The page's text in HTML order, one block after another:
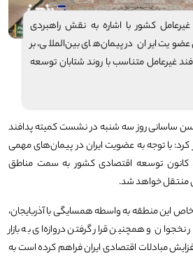
کشور با اشاره به نقش راهبردی
ایران در پیمان‌های بین‌المللی، بر
غیرعامل متناسب با روند شتابان توسعه
ساسانی روز سه شنبه در نشست کمیته پدافند
کرد: با توجه به عضویت ایران در پیمان‌های مهمی
توسعه اقتصادی کشور به سمت مناطق
منتقل خواهد شد.
این منطقه به واسطه همسایگی با آذربایجان،
و همچنین قرار گرفتن دروازه‌ای به بازار
افزایش مبادلات اقتصادی ایران فراهم کرده است به